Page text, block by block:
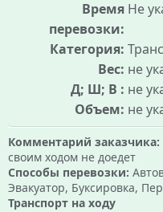
Время
перевозки:
Не
Категория:
Вес: не
Д; Ш; В : не
Объем: не
Комментарий заказчика:
своим ходом не доедет
Способы перевозки:
Эвакуатор, Буксировка,
Транспорт на ходу